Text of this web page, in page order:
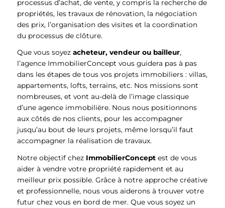
processus d’achat, de vente, y compris la recherche de
propriétés, les travaux de rénovation, la négociation
des prix, l’organisation des visites et la coordination
du processus de clôture.
Que vous soyez acheteur, vendeur ou bailleur,
l’agence ImmobilierConcept vous guidera pas à pas
dans les étapes de tous vos projets immobiliers : villas,
appartements, lofts, terrains, etc. Nos missions sont
nombreuses, et vont au-delà de l’image classique
d’une agence immobilière. Nous nous positionnons
aux côtés de nos clients, pour les accompagner
jusqu’au bout de leurs projets, même lorsqu’il faut
accompagner la réalisation de travaux.
Notre objectif chez ImmobilierConceptest de vous
aider à vendre votre propriété rapidement et au
meilleur prix possible. Grâce à notre approche créative
et professionnelle, nous vous aiderons à trouver votre
futur chez vous en bord de mer. Que vous soyez un